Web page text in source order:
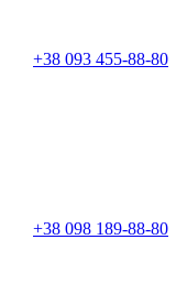
+38 093 455-88-80
+38 098 189-88-80